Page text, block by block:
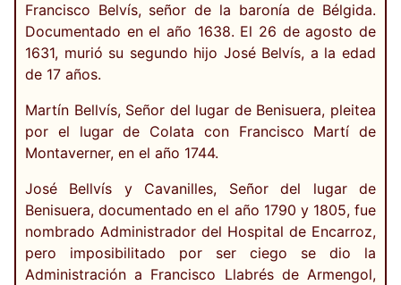
Francisco Belvís, señor de la baronía de Bélgida.
Documentado en el año 1638. El 26 de agosto de
1631, murió su segundo hijo José Belvís, a la edad
de 17 años.
Martín Bellvís, Señor del lugar de Benisuera, pleitea
por el lugar de Colata con Francisco Martí de
Montaverner, en el año 1744.
José Bellvís y Cavanilles, Señor del lugar de
Benisuera, documentado en el año 1790 y 1805, fue
nombrado Administrador del Hospital de Encarroz,
pero imposibilitado por ser ciego se dio la
Administración a Francisco Llabrés de Armengol,